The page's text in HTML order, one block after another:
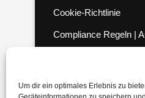
Um dir ein optimales Erlebnis zu
Cookie-Richtlinie
Compliance Regeln |